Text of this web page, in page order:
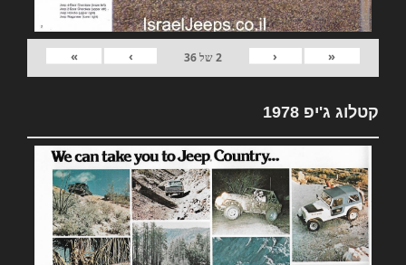
«
‹
2של36
›
»
קטלוג ג'יפ 1978